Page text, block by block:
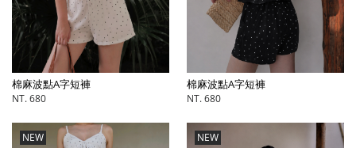
棉麻波點A字短褲
NT. 680
棉麻波點A字短褲
NT. 680
NEW NEW